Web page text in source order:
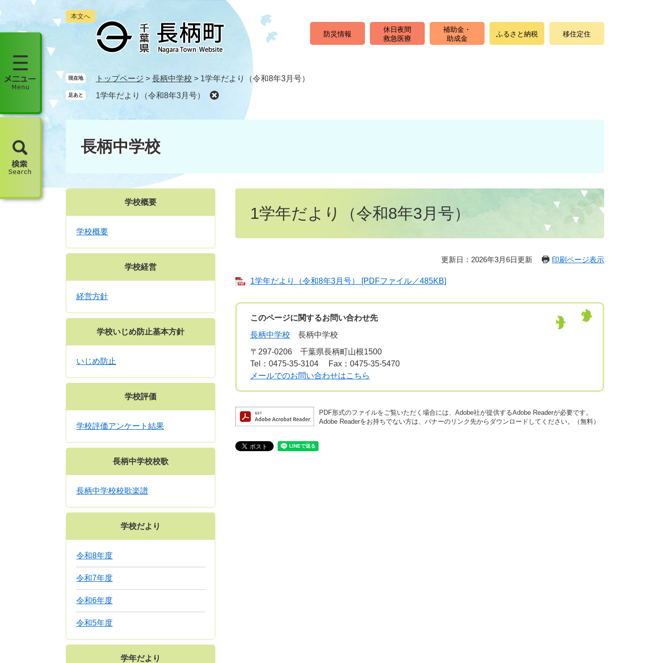
ー
で
ニ
ば
本
本文へ
防災情報
休日夜間
救急医療
補助金・
助成金
ふるさと納税 移住定住
メ
ー
開
現在地 トップページ > 長柄中学校 > 1学年だより（令和8年3月号）
足あと 1学年だより（令和8年3月号）
長柄中学校
1学年だより（令和8年3月号）
更新日：2026年3月6日更新 印刷ページ表示
1学年だより（令和8年3月号） [PDFファイル／485KB]
このページに関するお問い合わせ先
長柄中学校
長柄中学校
〒297-0206
千葉県長柄町山根1500
Tel：0475-35-3104
Fax：0475-35-5470
メールでのお問い合わせはこちら
PDF形式のファイルをご覧いただく場合には、Adobe社が提供するAdobe Readerが必要です。
Adobe Readerをお持ちでない方は、バナーのリンク先からダウンロードしてください。（無料）
学校概要
学校概要
学校経営
経営方針
学校いじめ防止基本方針
いじめ防止
学校評価
学校評価アンケート結果
長柄中学校校歌
長柄中学校校歌楽譜
学校だより
令和8年度
令和7年度
令和6年度
令和5年度
学年だより